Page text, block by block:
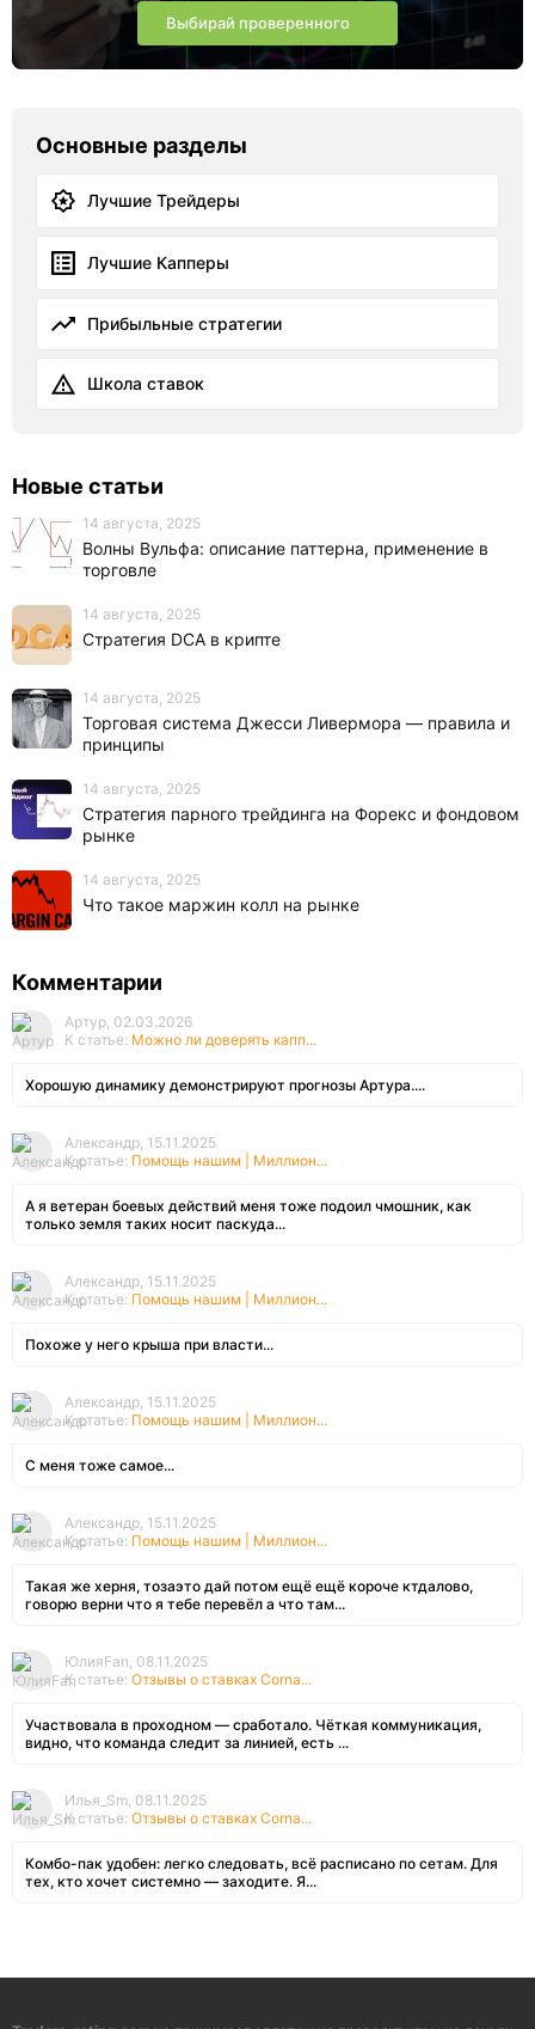
Выбирай проверенного
Основные разделы
Лучшие Трейдеры
Лучшие Капперы
Прибыльные стратегии
Школа ставок
Новые статьи
14 августа, 2025
Волны Вульфа: описание паттерна, применение в
торговле
14 августа, 2025
Стратегия DCA в крипте
14 августа, 2025
Торговая система Джесси Ливермора — правила и
принципы
14 августа, 2025
Стратегия парного трейдинга на Форекс и фондовом
рынке
14 августа, 2025
Что такое маржин колл на рынке
Комментарии
Артур, 02.03.2026
К статье: Можно ли доверять капп...
Хорошую динамику демонстрируют прогнозы Артура....
Александр, 15.11.2025
К статье: Помощь нашим | Миллион...
А я ветеран боевых действий меня тоже подоил чмошник, как
только земля таких носит паскуда...
Александр, 15.11.2025
К статье: Помощь нашим | Миллион...
Похоже у него крыша при власти...
Александр, 15.11.2025
К статье: Помощь нашим | Миллион...
С меня тоже самое...
Александр, 15.11.2025
К статье: Помощь нашим | Миллион...
Такая же херня, тозаэто дай потом ещё ещё короче ктдалово,
говорю верни что я тебе перевёл а что там...
ЮлияFan, 08.11.2025
К статье: Отзывы о ставках Corna...
Участвовала в проходном — сработало. Чёткая коммуникация,
видно, что команда следит за линией, есть ...
Илья_Sm, 08.11.2025
К статье: Отзывы о ставках Corna...
Комбо-пак удобен: легко следовать, всё расписано по сетам. Для
тех, кто хочет системно — заходите. Я...